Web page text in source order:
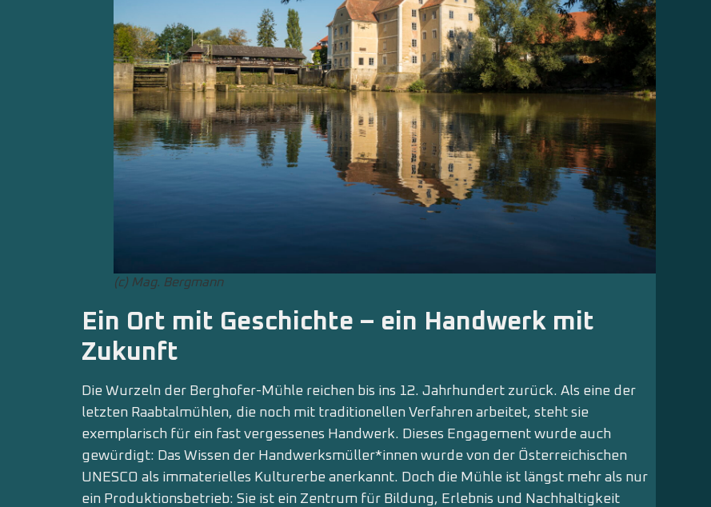
(c) Mag. Bergmann
Ein Ort mit Geschichte – ein Handwerk mit
Zukunft
Die Wurzeln der Berghofer-Mühle reichen bis ins 12. Jahrhundert zurück. Als eine der
letzten Raabtalmühlen, die noch mit traditionellen Verfahren arbeitet, steht sie
exemplarisch für ein fast vergessenes Handwerk. Dieses Engagement wurde auch
gewürdigt: Das Wissen der Handwerksmüller*innen wurde von der Österreichischen
UNESCO als immaterielles Kulturerbe anerkannt. Doch die Mühle ist längst mehr als nur
ein Produktionsbetrieb: Sie ist ein Zentrum für Bildung, Erlebnis und Nachhaltigkeit